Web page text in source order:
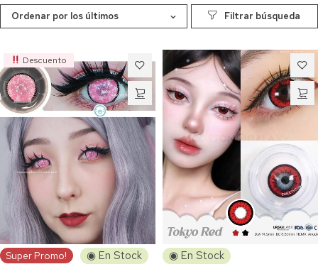
Ordenar por los últimos
Super Promo! ◉ En Stock
Descuento
◉ En Stock